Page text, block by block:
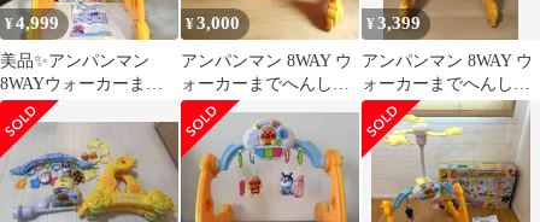
¥4,999
美品✨アンパンマン
8WAYウォーカーまで
へんしん！よくばりメ
リー
¥3,000
アンパンマン 8WAY ウ
ォーカーまでへんしん!
よくばりメリー
¥3,399
アンパンマン 8WAY ウ
ォーカーまでへんしん!
よくばりメリー